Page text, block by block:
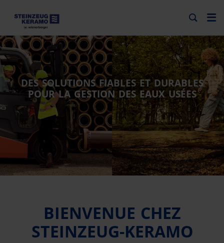
DES SOLUTIONS FIABLES ET DURABLES
POUR LA GESTION DES EAUX USÉES
BIENVENUE CHEZ
STEINZEUG-KERAMO